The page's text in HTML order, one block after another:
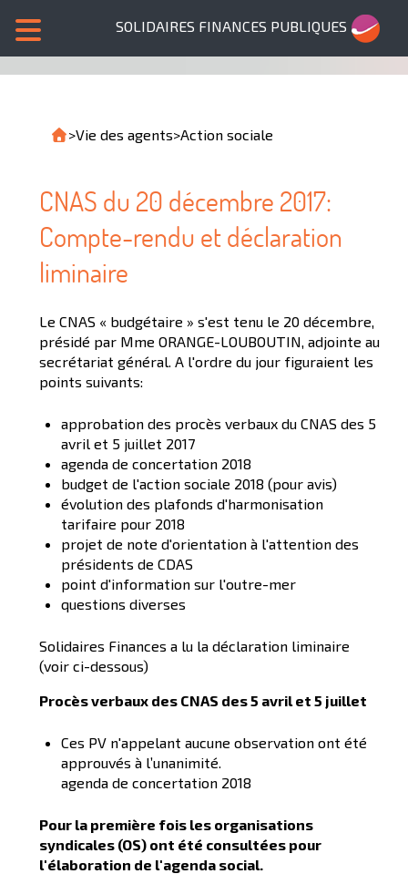
SOLIDAIRES FINANCES PUBLIQUES
>Vie des agents>Action sociale
CNAS du 20 décembre 2017:
Compte-rendu et déclaration
liminaire
Le CNAS « budgétaire » s'est tenu le 20 décembre,
présidé par Mme ORANGE-LOUBOUTIN, adjointe au
secrétariat général. A l'ordre du jour figuraient les
points suivants:
approbation des procès verbaux du CNAS des 5
avril et 5 juillet 2017
agenda de concertation 2018
budget de l'action sociale 2018 (pour avis)
évolution des plafonds d'harmonisation
tarifaire pour 2018
projet de note d'orientation à l'attention des
présidents de CDAS
point d'information sur l'outre-mer
questions diverses
Solidaires Finances a lu la déclaration liminaire
(voir ci-dessous)
Procès verbaux des CNAS des 5 avril et 5 juillet
Ces PV n'appelant aucune observation ont été
approuvés à l’unanimité.
agenda de concertation 2018
Pour la première fois les organisations
syndicales (OS) ont été consultées pour
l'élaboration de l'agenda social.